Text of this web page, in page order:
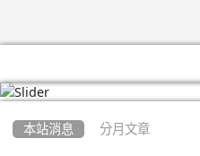
本站消息 分月文章